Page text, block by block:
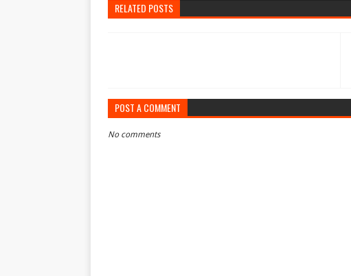
RELATED POSTS
POST A COMMENT
No comments